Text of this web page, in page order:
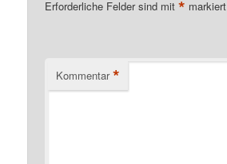
Erforderliche Felder sind mit* markiert
Kommentar *